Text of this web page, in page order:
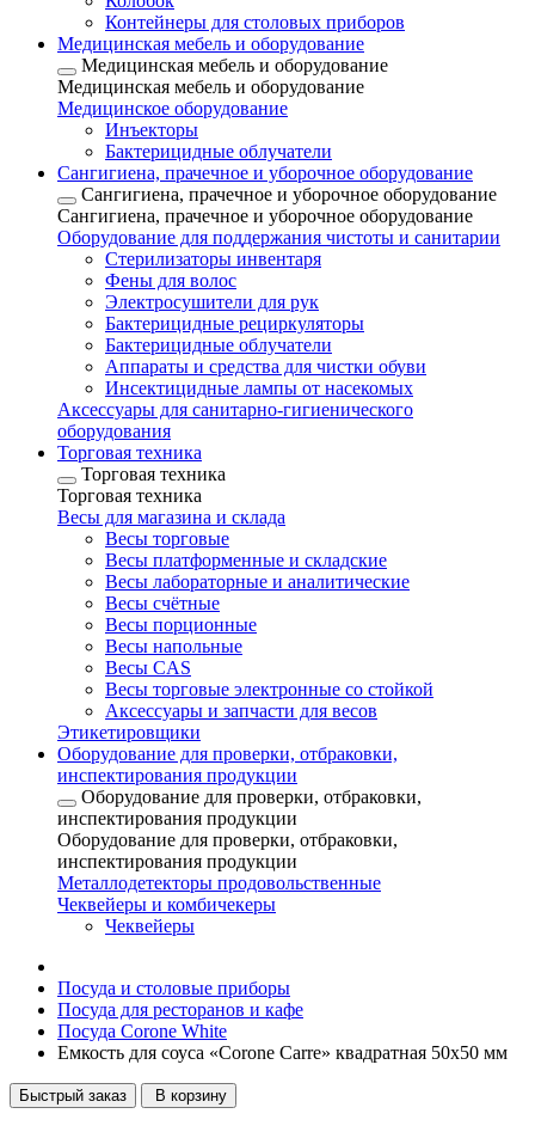
Контейнеры для столовых приборов
Медицинская мебель и оборудование
Медицинская мебель и оборудование
Медицинская мебель и оборудование
Медицинское оборудование
Инъекторы
Бактерицидные облучатели
Сангигиена, прачечное и уборочное оборудование
Сангигиена, прачечное и уборочное оборудование
Сангигиена, прачечное и уборочное оборудование
Оборудование для поддержания чистоты и санитарии
Стерилизаторы инвентаря
Фены для волос
Электросушители для рук
Бактерицидные рециркуляторы
Бактерицидные облучатели
Аппараты и средства для чистки обуви
Инсектицидные лампы от насекомых
Аксессуары для санитарно-гигиенического
оборудования
Торговая техника
Торговая техника
Торговая техника
Весы для магазина и склада
Весы торговые
Весы платформенные и складские
Весы лабораторные и аналитические
Весы счётные
Весы порционные
Весы напольные
Весы CAS
Весы торговые электронные со стойкой
Аксессуары и запчасти для весов
Этикетировщики
Оборудование для проверки, отбраковки,
инспектирования продукции
Оборудование для проверки, отбраковки,
инспектирования продукции
Оборудование для проверки, отбраковки,
инспектирования продукции
Металлодетекторы продовольственные
Чеквейеры и комбичекеры
Чеквейеры
Посуда и столовые приборы
Посуда для ресторанов и кафе
Посуда Corone White
Емкость для соуса «Corone Carre» квадратная 50х50 мм
Быстрый заказ В корзину